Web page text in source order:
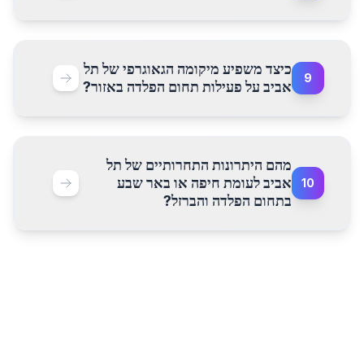
9
כיצד משפיע מיקומה הגאוגרפי של תל
אביב על פעילות תחום הפלדה באזור?
10
מהם היתרונות התחרותיים של תל
אביב לעומת חיפה או באר שבע
בתחום הפלדה והברזל?